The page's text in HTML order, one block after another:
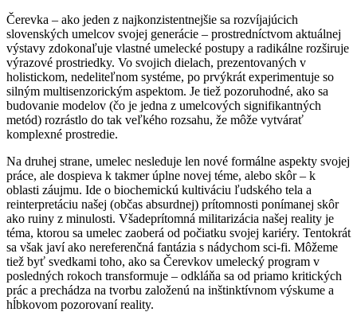
Čerevka – ako jeden z najkonzistentnejšie sa rozvíjajúcich
slovenských umelcov svojej generácie – prostredníctvom aktuálnej
výstavy zdokonaľuje vlastné umelecké postupy a radikálne rozširuje
výrazové prostriedky. Vo svojich dielach, prezentovaných v
holistickom, nedeliteľnom systéme, po prvýkrát experimentuje so
silným multisenzorickým aspektom. Je tiež pozoruhodné, ako sa
budovanie modelov (čo je jedna z umelcových signifikantných
metód) rozrástlo do tak veľkého rozsahu, že môže vytvárať
komplexné prostredie.
Na druhej strane, umelec nesleduje len nové formálne aspekty svojej
práce, ale dospieva k takmer úplne novej téme, alebo skôr – k
oblasti záujmu. Ide o biochemickú kultiváciu ľudského tela a
reinterpretáciu našej (občas absurdnej) prítomnosti ponímanej skôr
ako ruiny z minulosti. Všadeprítomná militarizácia našej reality je
téma, ktorou sa umelec zaoberá od počiatku svojej kariéry. Tentokrát
sa však javí ako nereferenčná fantázia s nádychom sci-fi. Môžeme
tiež byť svedkami toho, ako sa Čerevkov umelecký program v
posledných rokoch transformuje – odkláňa sa od priamo kritických
prác a prechádza na tvorbu založenú na inštinktívnom výskume a
hĺbkovom pozorovaní reality.